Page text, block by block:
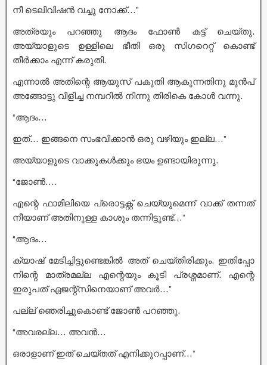
നീ ടെലിവിഷൻ വച്ചു നോക്ക്…”
അത്രയും പറഞ്ഞു ആദം ഫോൺ കട്ട്‌ ചെയ്തു.
അയ്യാളുടെ ഉള്ളിലെ ഭീതി ഒരു സിഗറെറ്റ് കൊണ്ട്
തീർക്കാം എന്ന് കരുതി.
എന്നാൽ അതിന്റെ ആയുസ് പകുതി ആകുന്നതിനു മുൻപ്
അങ്ങോട്ടു വിളിച്ച നമ്പറിൽ നിന്നു തിരികെ കോൾ വന്നു.
“ആദം…
ഇത്… ഇങ്ങനെ സംഭവിക്കാൻ ഒരു വഴിയും ഇല്ല…”
അയ്യാളുടെ വാക്കുകൾക്കും ഭയം ഉണ്ടായിരുന്നു.
“ജോൺ….
എന്റെ ഫാമിലിയെ പ്രൊട്ടക്റ്റ് ചെയ്യുമെന്ന് വാക്ക് തന്നത്
നീയാണ് അതിനുള്ള കാശും തന്നിട്ടുണ്ട്…”
“ആദം…
ക്യാഷ് മേടിച്ചിട്ടുണ്ടെങ്കിൽ അത് ചെയ്തിരിക്കും. ഇതിപ്പോ
നിന്റെ മാത്രമല്ല എന്റെയും കൂടി പ്രശ്നമാണ്. എന്റെ
ഇരുപത് ഏജന്റ്സിനെയാണ് അവർ…”
പല്ല് ഞെരിച്ചുകൊണ്ട് ജോൺ പറഞ്ഞു.
“അവരല്ല… അവൻ…
ഒരാളാണ് ഇത് ചെയ്തത് എനിക്കുറപ്പാണ്…”